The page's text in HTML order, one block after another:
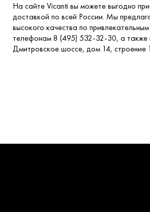
На сайте Vicanti вы можете выгодно
доставкой по всей России. Мы
высокого качества по
телефонам 8 (495) 532-32-30, а также
Дмитровское шоссе, дом 14, строение